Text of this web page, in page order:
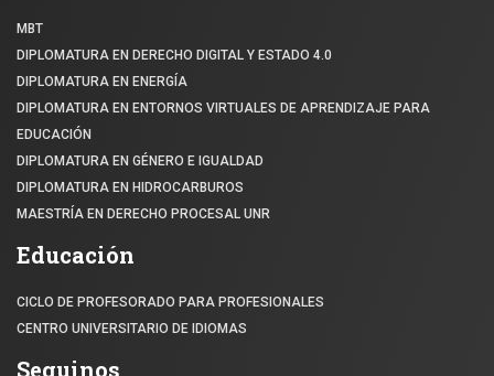
MBT
DIPLOMATURA EN DERECHO DIGITAL Y ESTADO 4.0
DIPLOMATURA EN ENERGÍA
DIPLOMATURA EN ENTORNOS VIRTUALES DE APRENDIZAJE PARA
EDUCACIÓN
DIPLOMATURA EN GÉNERO E IGUALDAD
DIPLOMATURA EN HIDROCARBUROS
MAESTRÍA EN DERECHO PROCESAL UNR
Educación
CICLO DE PROFESORADO PARA PROFESIONALES
CENTRO UNIVERSITARIO DE IDIOMAS
Seguinos